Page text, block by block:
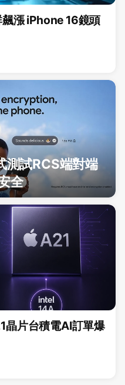
漲 iPhone 16鏡頭
試RCS端對端
全
晶片台積電AI訂單爆